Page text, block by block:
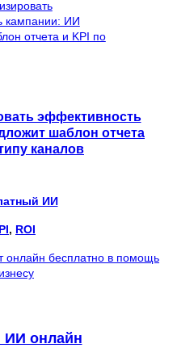
эффективность
шаблон отчета
каналов
ИИ
, ROI
онлайн бесплатно в помощь
онлайн